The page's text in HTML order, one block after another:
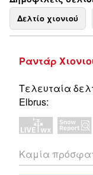
Δελτίο χιονιού
Ραντάρ
Τελευταία
Elbrus:
Καμία